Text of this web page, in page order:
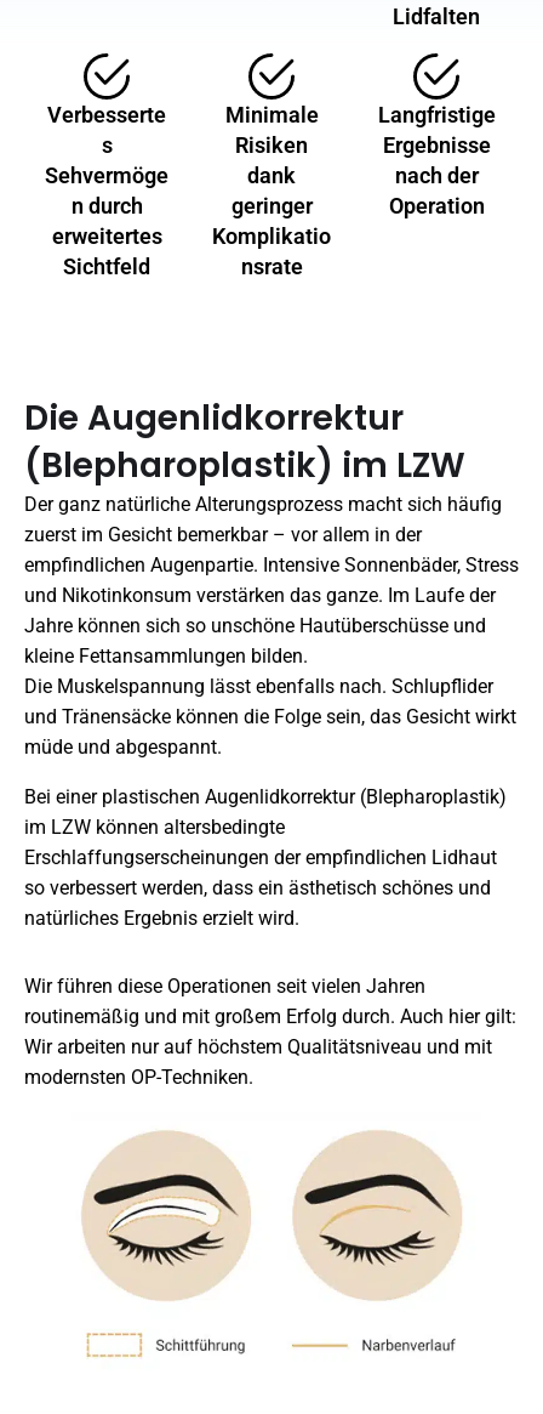
Lidfalten
Verbesserte
s
Sehvermöge
n durch
erweitertes
Sichtfeld
Minimale
Risiken
dank
geringer
Komplikatio
nsrate
Langfristige
Ergebnisse
nach der
Operation
Die Augenlidkorrektur
(Blepharoplastik) im LZW
Der ganz natürliche Alterungsprozess macht sich häufig
zuerst im Gesicht bemerkbar – vor allem in der
empfindlichen Augenpartie. Intensive Sonnenbäder, Stress
und Nikotinkonsum verstärken das ganze. Im Laufe der
Jahre können sich so unschöne Hautüberschüsse und
kleine Fettansammlungen bilden.
Die Muskelspannung lässt ebenfalls nach. Schlupflider
und Tränensäcke können die Folge sein, das Gesicht wirkt
müde und abgespannt.
Bei einer plastischen Augenlidkorrektur (Blepharoplastik)
im LZW können altersbedingte
Erschlaffungserscheinungen der empfindlichen Lidhaut
so verbessert werden, dass ein ästhetisch schönes und
natürliches Ergebnis erzielt wird.
Wir führen diese Operationen seit vielen Jahren
routinemäßig und mit großem Erfolg durch. Auch hier gilt:
Wir arbeiten nur auf höchstem Qualitätsniveau und mit
modernsten OP-Techniken.